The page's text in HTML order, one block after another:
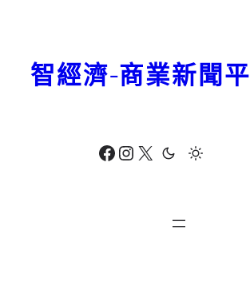
Facebook Instagram X
智經濟-商業新聞